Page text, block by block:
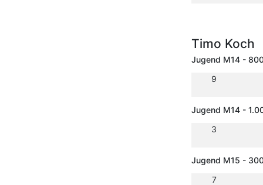
Timo Koch
Jugend M14 -
9
Jugend M14 -
3
Jugend M15 -
7